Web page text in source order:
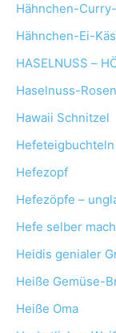
Hähnchen-
Hähnchen-Ei-
HASELNUSS –
Haselnuss-
Hawaii Schnitzel
Hefezopf
Hefezöpfe –
Hefe selber
Heidis genialer
Heiße Gemüse-
Heiße Oma